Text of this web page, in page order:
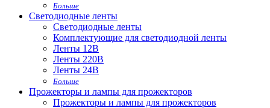
Больше
Светодиодные ленты
Светодиодные ленты
Комплектующие для светодиодной ленты
Ленты 12В
Ленты 220В
Ленты 24В
Больше
Прожекторы и лампы для прожекторов
Прожекторы и лампы для прожекторов